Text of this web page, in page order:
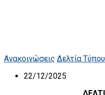
Ανακοινώσεις Δελτία Τύπου
22/12/2025